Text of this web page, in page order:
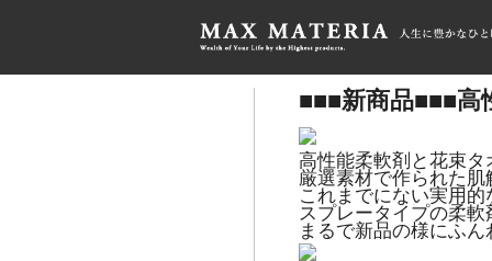
■■■新商品■■■高
高性能柔軟剤と花束
厳選素材で作られた
これまでにない実用
スプレータイプの柔
まるで新品の様にふ